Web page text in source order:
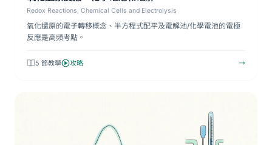
Redox Reactions, Chemical Cells and Electrolysis
氧化還原的電子轉移概念、半方程式配平及電解池/化學電池的電極
反應是高頻考點。
5 節教學 攻略 →